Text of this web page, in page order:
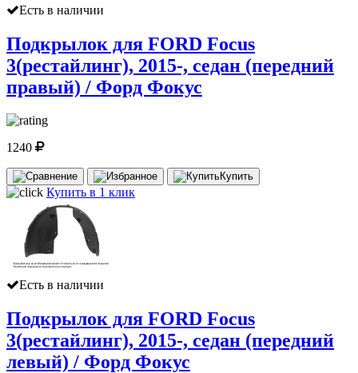
Есть в наличии
Подкрылок для FORD Focus
3(рестайлинг), 2015-, седан (передний
правый) / Форд Фокус
1240
Купить
Купить в 1 клик
Есть в наличии
Подкрылок для FORD Focus
3(рестайлинг), 2015-, седан (передний
левый) / Форд Фокус